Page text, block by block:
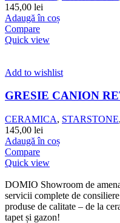
145,00 lei
Adaugă în coș
Compare
Quick view
Add to wishlist
GRESIE CANION
CERAMICA, STARSTONE,
145,00 lei
Adaugă în coș
Compare
Quick view
DOMIO Showroom de
servicii complete de
produse de calitate – de la
tapet și gazon!